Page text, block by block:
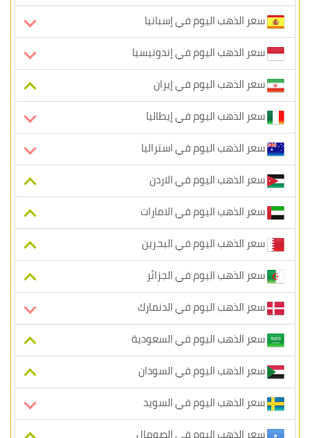
سعر الذهب اليوم في إسبانيا
سعر الذهب اليوم في إندونيسيا
سعر الذهب اليوم في إيران
سعر الذهب اليوم في إيطاليا
سعر الذهب اليوم في استراليا
سعر الذهب اليوم في الاردن
سعر الذهب اليوم في الامارات
سعر الذهب اليوم في البحرين
سعر الذهب اليوم في الجزائر
سعر الذهب اليوم في الدنمارك
سعر الذهب اليوم في السعودية
سعر الذهب اليوم في السودان
سعر الذهب اليوم في السويد